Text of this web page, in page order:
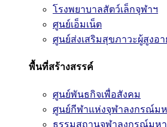
โรงพยาบาลสัตว์เล็กจุฬาฯ
ศูนย์เอ็มเน็ต
ศูนย์ส่งเสริมสุขภาวะผู้สูงอา
พื้นที่สร้างสรรค์
ศูนย์พันธกิจเพื่อสังคม
ศูนย์กีฬาแห่งจุฬาลงกรณ์ม
ธรรมสถานจุฬาลงกรณ์มห